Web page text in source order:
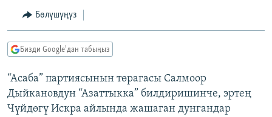
МАДАНИЯТ
ТВ ПРОГРАММАЛАР
ЭКСПЕРТТЕР ТАЛДАЙТ
БИЗ ЖАНА ДҮЙНӨ
ДАНИСТЕ
ӨЗГӨЧӨ ПИКИР
Русский
Бөлүшүңүз
Бизди Google'дан табыңыз
“Асаба” партиясынын төрагасы Салмоор
Дыйкановдун “Азаттыкка” билдиришинче, эртең
Чүйдөгү Искра айлында жашаган дунгандар